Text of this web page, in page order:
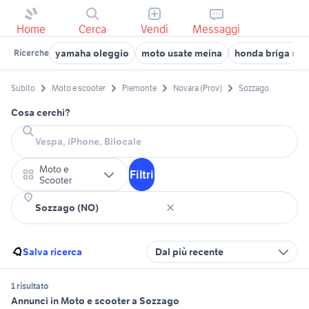
Home Cerca Vendi Messaggi
Ricerche yamaha oleggio moto usate meina honda briga
Subito Moto e scooter Piemonte Novara (Prov) Sozzago
Cosa cerchi?
Moto e
Scooter
Filtri
Salva ricerca Dal più recente
1 risultato
Annunci in Moto e scooter a Sozzago